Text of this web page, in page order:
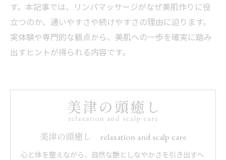
す。本記事では、リンパマッサージがなぜ美肌作りに役
立つのか、通いやすさや続けやすさの理由に迫ります。
実体験や専門的な観点から、美肌への一歩を確実に踏み
出すヒントが得られる内容です。
美津の頭癒し relaxation and scalp care
心と体を整えながら、自然な艶としなやかさを引き出すヘ